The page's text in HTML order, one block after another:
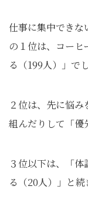
仕事に集中できな
の１位は、コーヒ
る（199人）」でし
２位は、先に悩
組んだりして「優
３位以下は、「
る（20人）」と続